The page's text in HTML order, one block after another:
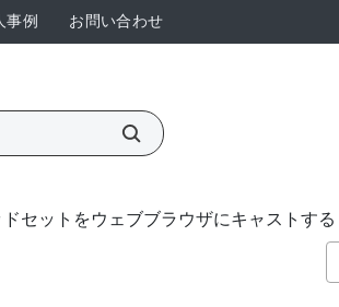
事例 お問い合わせ
セットをウェブブラウザにキャストする